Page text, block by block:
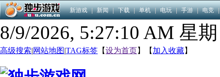
新游戏 | 新闻 | 下载 | 单机 | 电玩 | 手游 | 电竞 |
8/9/2026, 5:27:11 AM 星
高级搜索|网站地图|TAG标签 【设为首页】【 加入收藏】